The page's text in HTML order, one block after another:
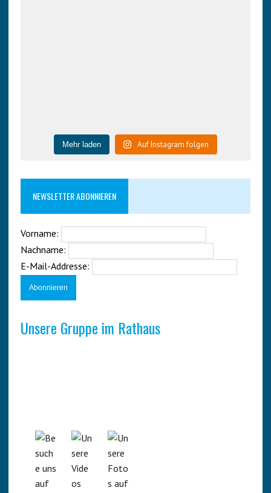
Mehr laden Auf Instagram folgen
NEWSLETTER ABONNIEREN
Vorname:
Nachname:
E-Mail-Addresse:
Unsere Gruppe im Rathaus